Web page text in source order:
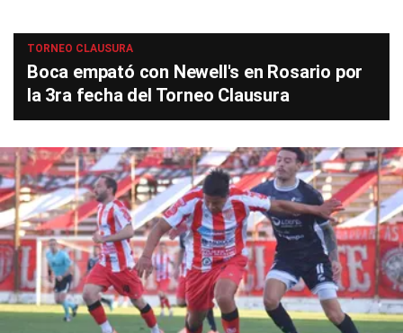
TORNEO CLAUSURA
Boca empató con Newell's en Rosario por
la 3ra fecha del Torneo Clausura